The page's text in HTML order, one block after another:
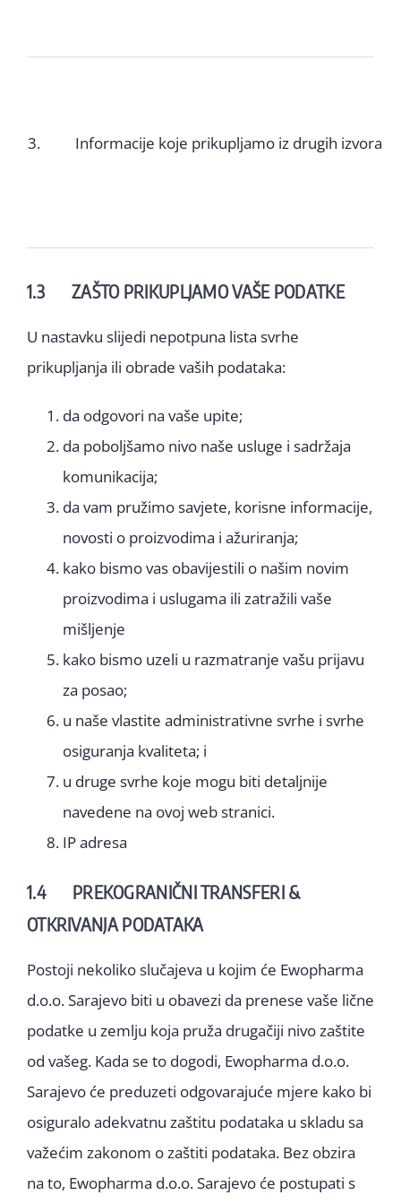
3. Informacije koje prikupljamo iz drugih izvora
1.3 ZAŠTO PRIKUPLJAMO VAŠE PODATKE
U nastavku slijedi nepotpuna lista svrhe
prikupljanja ili obrade vaših podataka:
da odgovori na vaše upite;
da poboljšamo nivo naše usluge i sadržaja
komunikacija;
da vam pružimo savjete, korisne informacije,
novosti o proizvodima i ažuriranja;
kako bismo vas obavijestili o našim novim
proizvodima i uslugama ili zatražili vaše
mišljenje
kako bismo uzeli u razmatranje vašu prijavu
za posao;
u naše vlastite administrativne svrhe i svrhe
osiguranja kvaliteta; i
u druge svrhe koje mogu biti detaljnije
navedene na ovoj web stranici.
IP adresa
1.4 PREKOGRANIČNI TRANSFERI &
OTKRIVANJA PODATAKA
Postoji nekoliko slučajeva u kojim će Ewopharma
d.o.o. Sarajevo biti u obavezi da prenese vaše lične
podatke u zemlju koja pruža drugačiji nivo zaštite
od vašeg. Kada se to dogodi, Ewopharma d.o.o.
Sarajevo će preduzeti odgovarajuće mjere kako bi
osiguralo adekvatnu zaštitu podataka u skladu sa
važećim zakonom o zaštiti podataka. Bez obzira
na to, Ewopharma d.o.o. Sarajevo će postupati s